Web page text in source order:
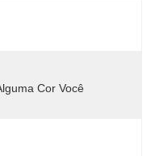
Cor Você